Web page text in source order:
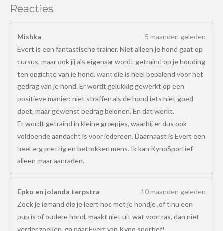
Reacties
Mishka
5 maanden geleden
Evert is een fantastische trainer. Niet alleen je hond gaat op
cursus, maar ook jij als eigenaar wordt getraind op je houding
ten opzichte van je hond, want die is heel bepalend voor het
gedrag van je hond. Er wordt gelukkig gewerkt op een
positieve manier: niet straffen als de hond iets niet goed
doet, maar gewenst bedrag belonen. En dat werkt.
Er wordt getraind in kleine groepjes, waarbij er dus ook
voldoende aandacht is voor iedereen. Daarnaast is Evert een
heel erg prettig en betrokken mens. Ik kan KynoSportief
alleen maar aanraden.
Epko en jolanda terpstra
10 maanden geleden
Zoek je iemand die je leert hoe met je hondje ,of t nu een
pup is of oudere hond, maakt niet uit wat voor ras, dan niet
verder zoeken, ga naar Evert van Kyno sportief!